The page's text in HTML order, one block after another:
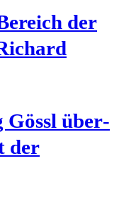
der
Gössl über­
der